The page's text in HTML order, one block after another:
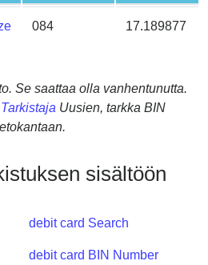
084 17.189877
Se saattaa olla vanhentunutta.
Uusien, tarkka BIN
sisältöön
debit card Search
debit card BIN Number